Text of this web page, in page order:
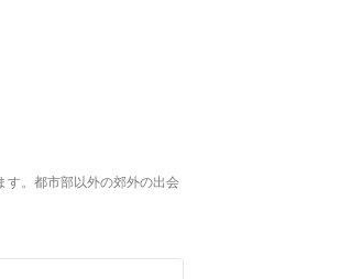
す。都市部以外の郊外の出会